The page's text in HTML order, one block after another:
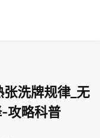
洗牌规律_无
攻略科普